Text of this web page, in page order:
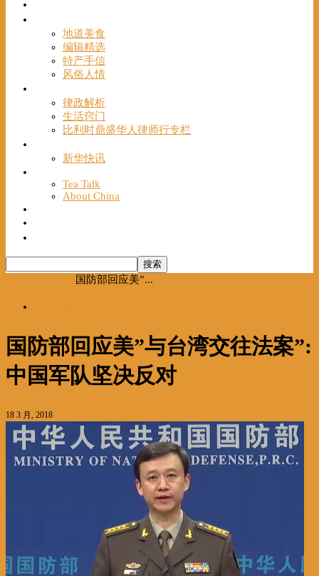
地道美食
编辑精选
特产手信
风俗人情
律政解析
生活窍门
比利时鼎盛华人律师行专栏
新华快讯
Tea Talk
About China
国防部回应美”...
国防部回应美”与台湾交往法案”:
中国军队坚决反对
18 3 月, 2018